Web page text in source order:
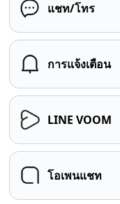
แชท/โทร
การแจ้งเตือน
LINE VOOM
โอเพนแชท